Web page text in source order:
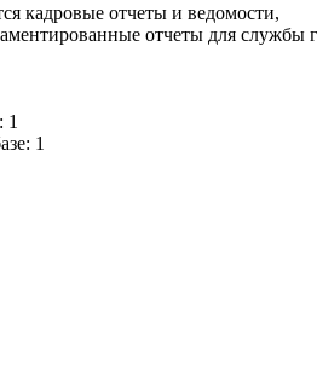
кадровые отчеты и ведомости,
отчеты для службы
1
1